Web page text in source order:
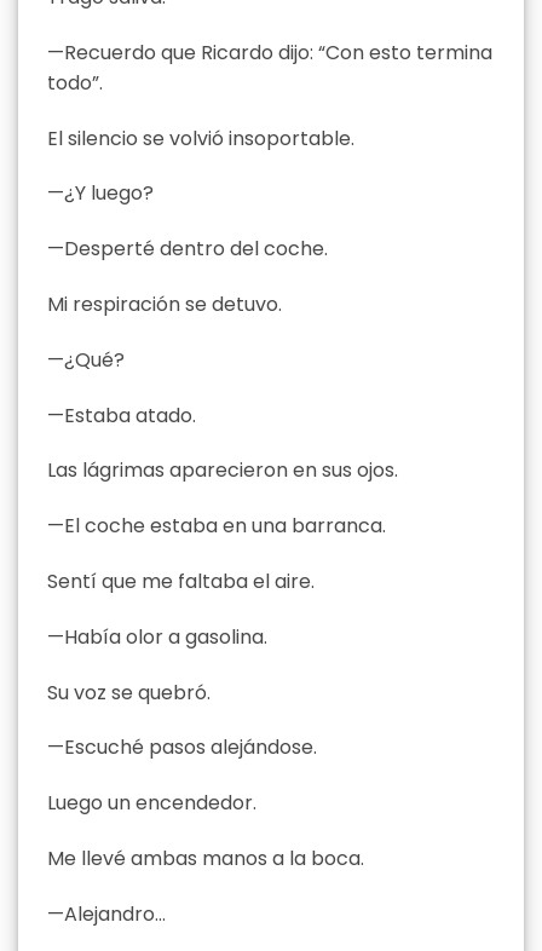
—Recuerdo que Ricardo dijo: “Con esto termina
todo”.
El silencio se volvió insoportable.
—¿Y luego?
—Desperté dentro del coche.
Mi respiración se detuvo.
—¿Qué?
—Estaba atado.
Las lágrimas aparecieron en sus ojos.
—El coche estaba en una barranca.
Sentí que me faltaba el aire.
—Había olor a gasolina.
Su voz se quebró.
—Escuché pasos alejándose.
Luego un encendedor.
Me llevé ambas manos a la boca.
—Alejandro…